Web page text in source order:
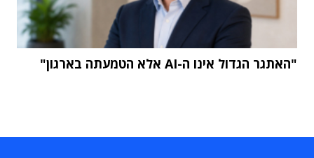
"האתגר הגדול אינו ה-AI אלא הטמעתה בארגון"